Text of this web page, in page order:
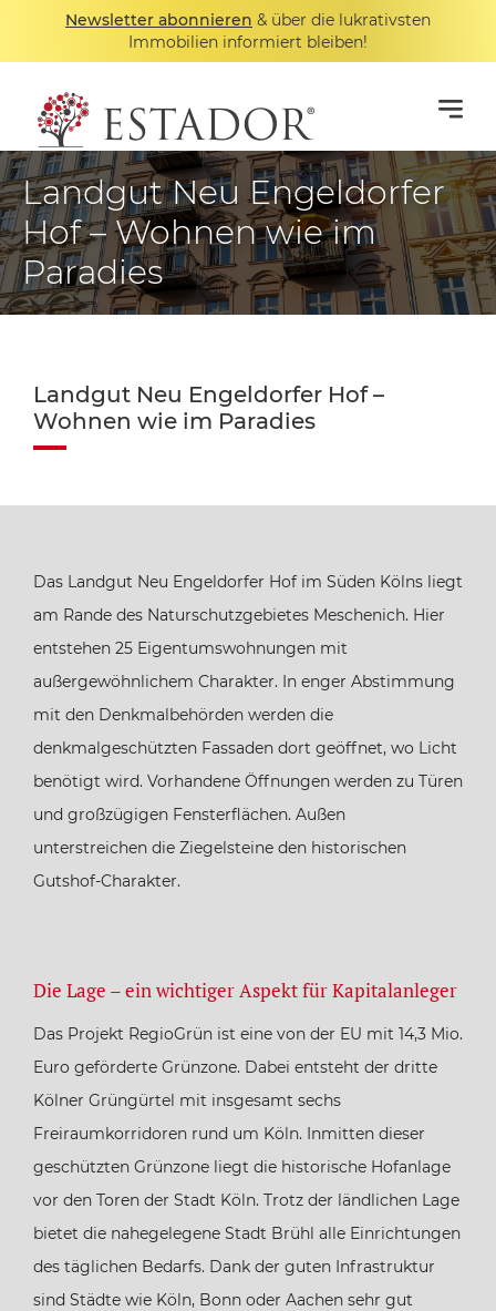
Newsletter abonnieren & über die lukrativsten
Immobilien informiert bleiben!
Landgut Neu Engeldorfer
Hof – Wohnen wie im
Paradies
Landgut Neu Engeldorfer Hof –
Wohnen wie im Paradies
Das Landgut Neu Engeldorfer Hof im Süden Kölns liegt
am Rande des Naturschutzgebietes Meschenich. Hier
entstehen 25 Eigentumswohnungen mit
außergewöhnlichem Charakter. In enger Abstimmung
mit den Denkmalbehörden werden die
denkmalgeschützten Fassaden dort geöffnet, wo Licht
benötigt wird. Vorhandene Öffnungen werden zu Türen
und großzügigen Fensterflächen. Außen
unterstreichen die Ziegelsteine den historischen
Gutshof-Charakter.
Die Lage – ein wichtiger Aspekt für Kapitalanleger
Das Projekt RegioGrün ist eine von der EU mit 14,3 Mio.
Euro geförderte Grünzone. Dabei entsteht der dritte
Kölner Grüngürtel mit insgesamt sechs
Freiraumkorridoren rund um Köln. Inmitten dieser
geschützten Grünzone liegt die historische Hofanlage
vor den Toren der Stadt Köln. Trotz der ländlichen Lage
bietet die nahegelegene Stadt Brühl alle Einrichtungen
des täglichen Bedarfs. Dank der guten Infrastruktur
sind Städte wie Köln, Bonn oder Aachen sehr gut